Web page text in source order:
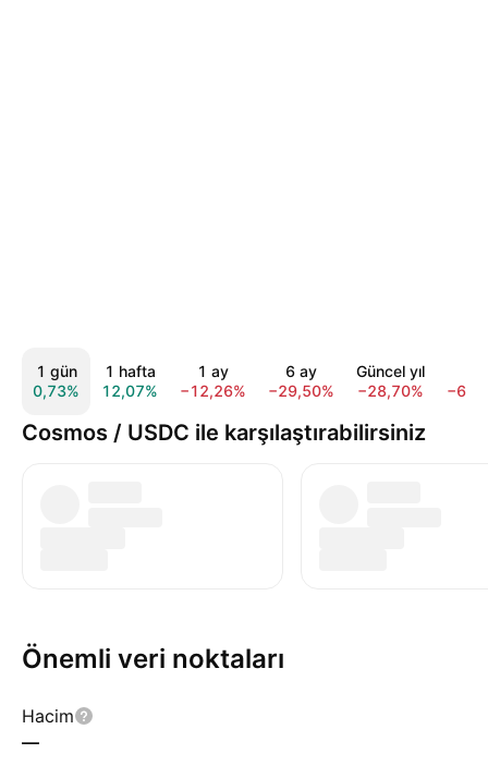
1 gün
0,73%
1 hafta
12,07%
1 ay
−12,26%
6 ay
−29,50%
Güncel yıl
−28,70%
Cosmos / USDC ile karşılaştırabilirsiniz
Önemli veri noktaları
Hacim
—